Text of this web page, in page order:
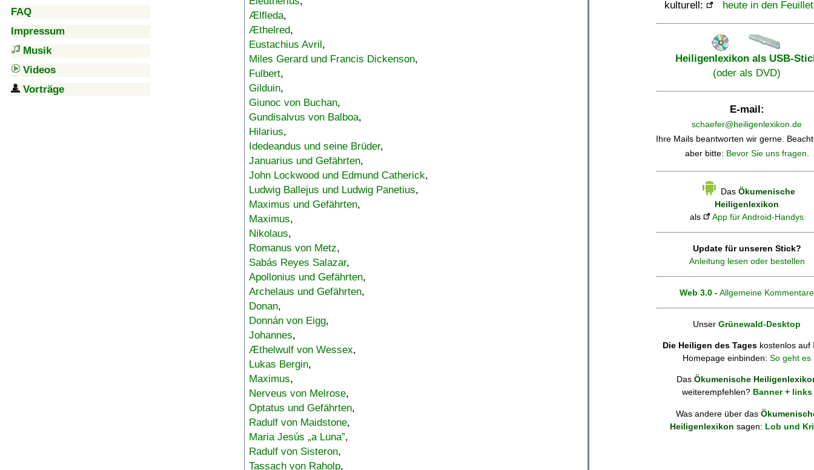
FAQ
Impressum
Musik
Videos
Vorträge
Ælfleda,
Æthelred,
Eustachius Avril,
Miles Gerard und Francis Dickenson,
Fulbert,
Gilduin,
Giunoc von Buchan,
Gundisalvus von Balboa,
Hilarius,
Idedeandus und seine Brüder,
Januarius und Gefährten,
John Lockwood und Edmund Catherick,
Ludwig Ballejus und Ludwig Panetius,
Maximus und Gefährten,
Maximus,
Nikolaus,
Romanus von Metz,
Sabás Reyes Salazar,
Apollonius und Gefährten,
Archelaus und Gefährten,
Donan,
Donnán von Eigg,
Johannes,
Æthelwulf von Wessex,
Lukas Bergin,
Maximus,
Nerveus von Melrose,
Optatus und Gefährten,
Radulf von Maidstone,
Maria Jesús „a Luna”,
Radulf von Sisteron,
Tassach von Raholp,
kulturell:
heute in den
Heiligenlexikon als USB-
(oder als DVD)
E-mail:
schaefer@heiligenlexikon.de
Ihre Mails beantworten wir gerne.
aber bitte: Bevor Sie uns fragen.
Das Ökumenische
Heiligenlexikon
als
App für Android-Handys
Update für unseren Stick?
Anleitung lesen oder bestellen
Web 3.0 - Allgemeine Kommentare
Unser Grünewald-Desktop
Die Heiligen des Tages kostenlos auf
Homepage einbinden: So geht es
Das Ökumenische
weiterempfehlen? Banner + links
Was andere über das
Heiligenlexikon sagen: Lob und